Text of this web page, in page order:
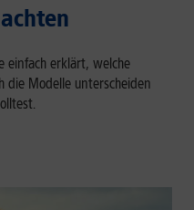
einfach erklärt, welche
die Modelle unterscheiden